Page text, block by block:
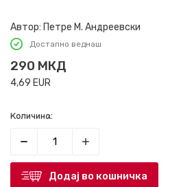
Автор: Петре М. Андреевски
Достапно веднаш
290 МКД
4,69 EUR
Количина:
Додај во кошничка